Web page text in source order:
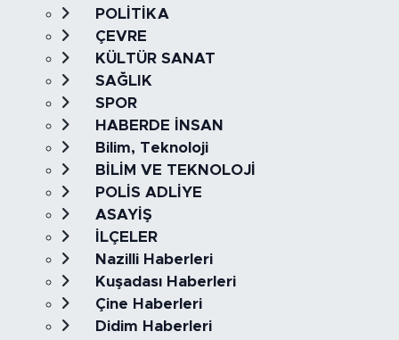
POLİTİKA
ÇEVRE
KÜLTÜR SANAT
SAĞLIK
SPOR
HABERDE İNSAN
Bilim, Teknoloji
BİLİM VE TEKNOLOJİ
POLİS ADLİYE
ASAYİŞ
İLÇELER
Nazilli Haberleri
Kuşadası Haberleri
Çine Haberleri
Didim Haberleri